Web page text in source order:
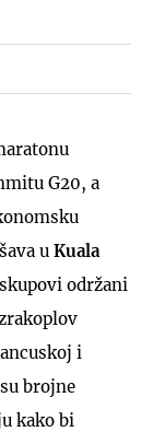
G20, a
u Kuala
održani
i
brojne
kako bi